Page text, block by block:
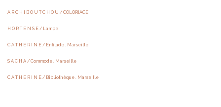
A R C H I B O U T C H O U / COLORIAGE
H O R T E N S E / Lampe
C A T H E R I N E / Enfilade . Marseille
S A C H A / Commode . Marseille
C A T H E R I N E / Bibliothèque . Marseille